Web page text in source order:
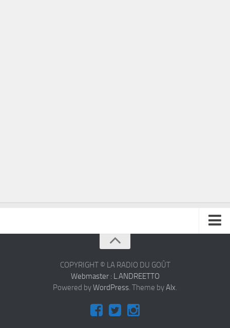
COPYRIGHT © LA RADIO DU GOÛT
Webmaster : L.ANDREETTO
Powered byWordPress. Theme byAlx.